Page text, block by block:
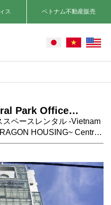
ス ベトナム不動産販売
Park Office
1区, ホーチミン市,
HOUSING~ Central
、管理費 家賃に含ま
ーネット コメン
ルです。 正面はタオダン